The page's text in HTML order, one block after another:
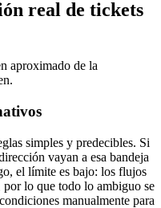
real de tickets
aproximado de la
simples y predecibles. Si
vayan a esa bandeja
el límite es bajo: los flujos
lo que todo lo ambiguo se
manualmente para